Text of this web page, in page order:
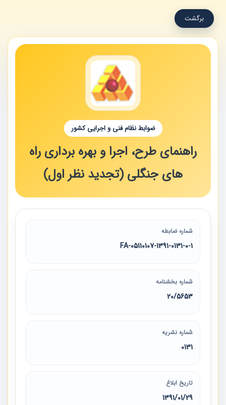
برگشت
ضوابط نظام فنی و اجرایی کشور
راهنمای طرح، اجرا و بهره برداری راه
های جنگلی (تجدید نظر اول)
شماره ضابطه
05110107-1391-0131-0-1-FA
شماره بخشنامه
20/5653
شماره نشریه
0131
تاریخ ابلاغ
1391/01/29